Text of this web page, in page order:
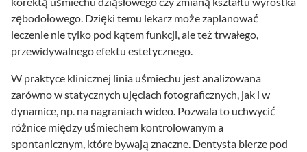
zębodołowego. Dzięki temu lekarz może zaplanować
leczenie nie tylko pod kątem funkcji, ale też trwałego,
przewidywalnego efektu estetycznego.
W praktyce klinicznej linia uśmiechu jest analizowana
zarówno w statycznych ujęciach fotograficznych, jak i w
dynamice, np. na nagraniach wideo. Pozwala to uchwycić
różnice między uśmiechem kontrolowanym a
spontanicznym, które bywają znaczne. Dentysta bierze pod